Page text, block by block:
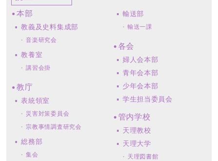
本部
教義及史料集成部
音楽研究会
教養室
講習会掛
教庁
表統領室
災害対策委員会
宗教事情調査研究会
総務部
集会
輸送部
輸送一課
各会
婦人会本部
青年会本部
少年会本部
学生担当委員会
管内学校
天理教校
天理大学
天理図書館